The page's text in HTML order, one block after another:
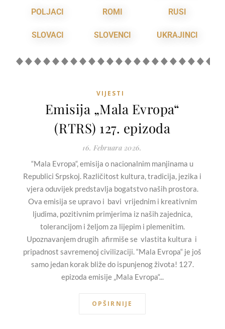
POLJACI ROMI RUSI
SLOVACI SLOVENCI UKRAJINCI
VIJESTI
Emisija „Mala Evropa“
(RTRS) 127. epizoda
16. Februara 2026.
“Mala Evropa“, emisija o nacionalnim manjinama u
Republici Srpskoj. Različitost kultura, tradicija, jezika i
vjera oduvijek predstavlja bogatstvo naših prostora.
Ova emisija se upravo i bavi vrijednim i kreativnim
ljudima, pozitivnim primjerima iz naših zajednica,
tolerancijom i željom za lijepim i plemenitim.
Upoznavanjem drugih afirmiše se vlastita kultura i
pripadnost savremenoj civilizaciji. “Mala Evropa“ je još
samo jedan korak bliže do ispunjenog života! 127.
epizoda emisije „Mala Evropa“...
OPŠIRNIJE